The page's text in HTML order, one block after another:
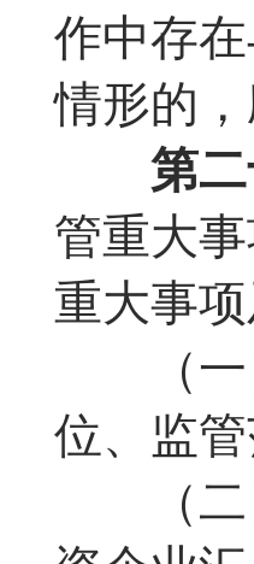
作中存
情形的
第
管重大
重大事
（一）
位、监
（二）